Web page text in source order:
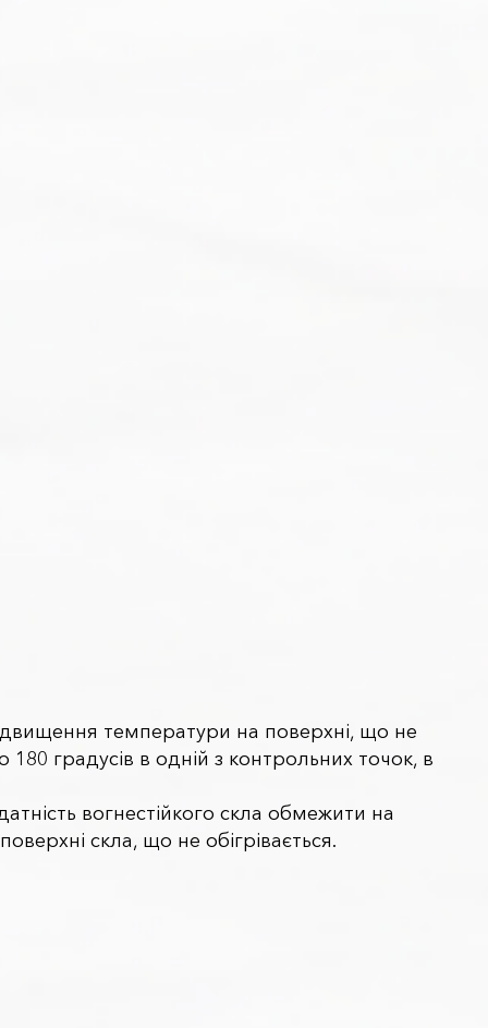
температури на поверхні, що не
градусів в одній з контрольних точок, в
вогнестійкого скла обмежити на
скла, що не обігрівається.